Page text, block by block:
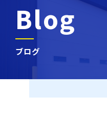
Blog
ブログ